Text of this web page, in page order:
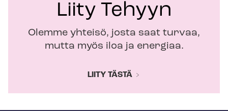
Liity Tehyyn
Olemme yhteisö, josta saat turvaa,
mutta myös iloa ja energiaa.
LIITY TÄSTÄ